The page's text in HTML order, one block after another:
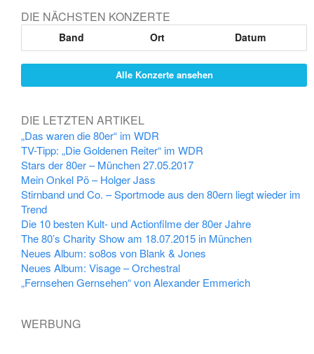
DIE NÄCHSTEN KONZERTE
Band Ort Datum
Alle Konzerte ansehen
DIE LETZTEN ARTIKEL
„Das waren die 80er“ im WDR
TV-Tipp: „Die Goldenen Reiter“ im WDR
Stars der 80er – München 27.05.2017
Mein Onkel Pö – Holger Jass
Stirnband und Co. – Sportmode aus den 80ern liegt wieder im
Trend
Die 10 besten Kult- und Actionfilme der 80er Jahre
The 80’s Charity Show am 18.07.2015 in München
Neues Album: so8os von Blank & Jones
Neues Album: Visage – Orchestral
„Fernsehen Gernsehen“ von Alexander Emmerich
WERBUNG